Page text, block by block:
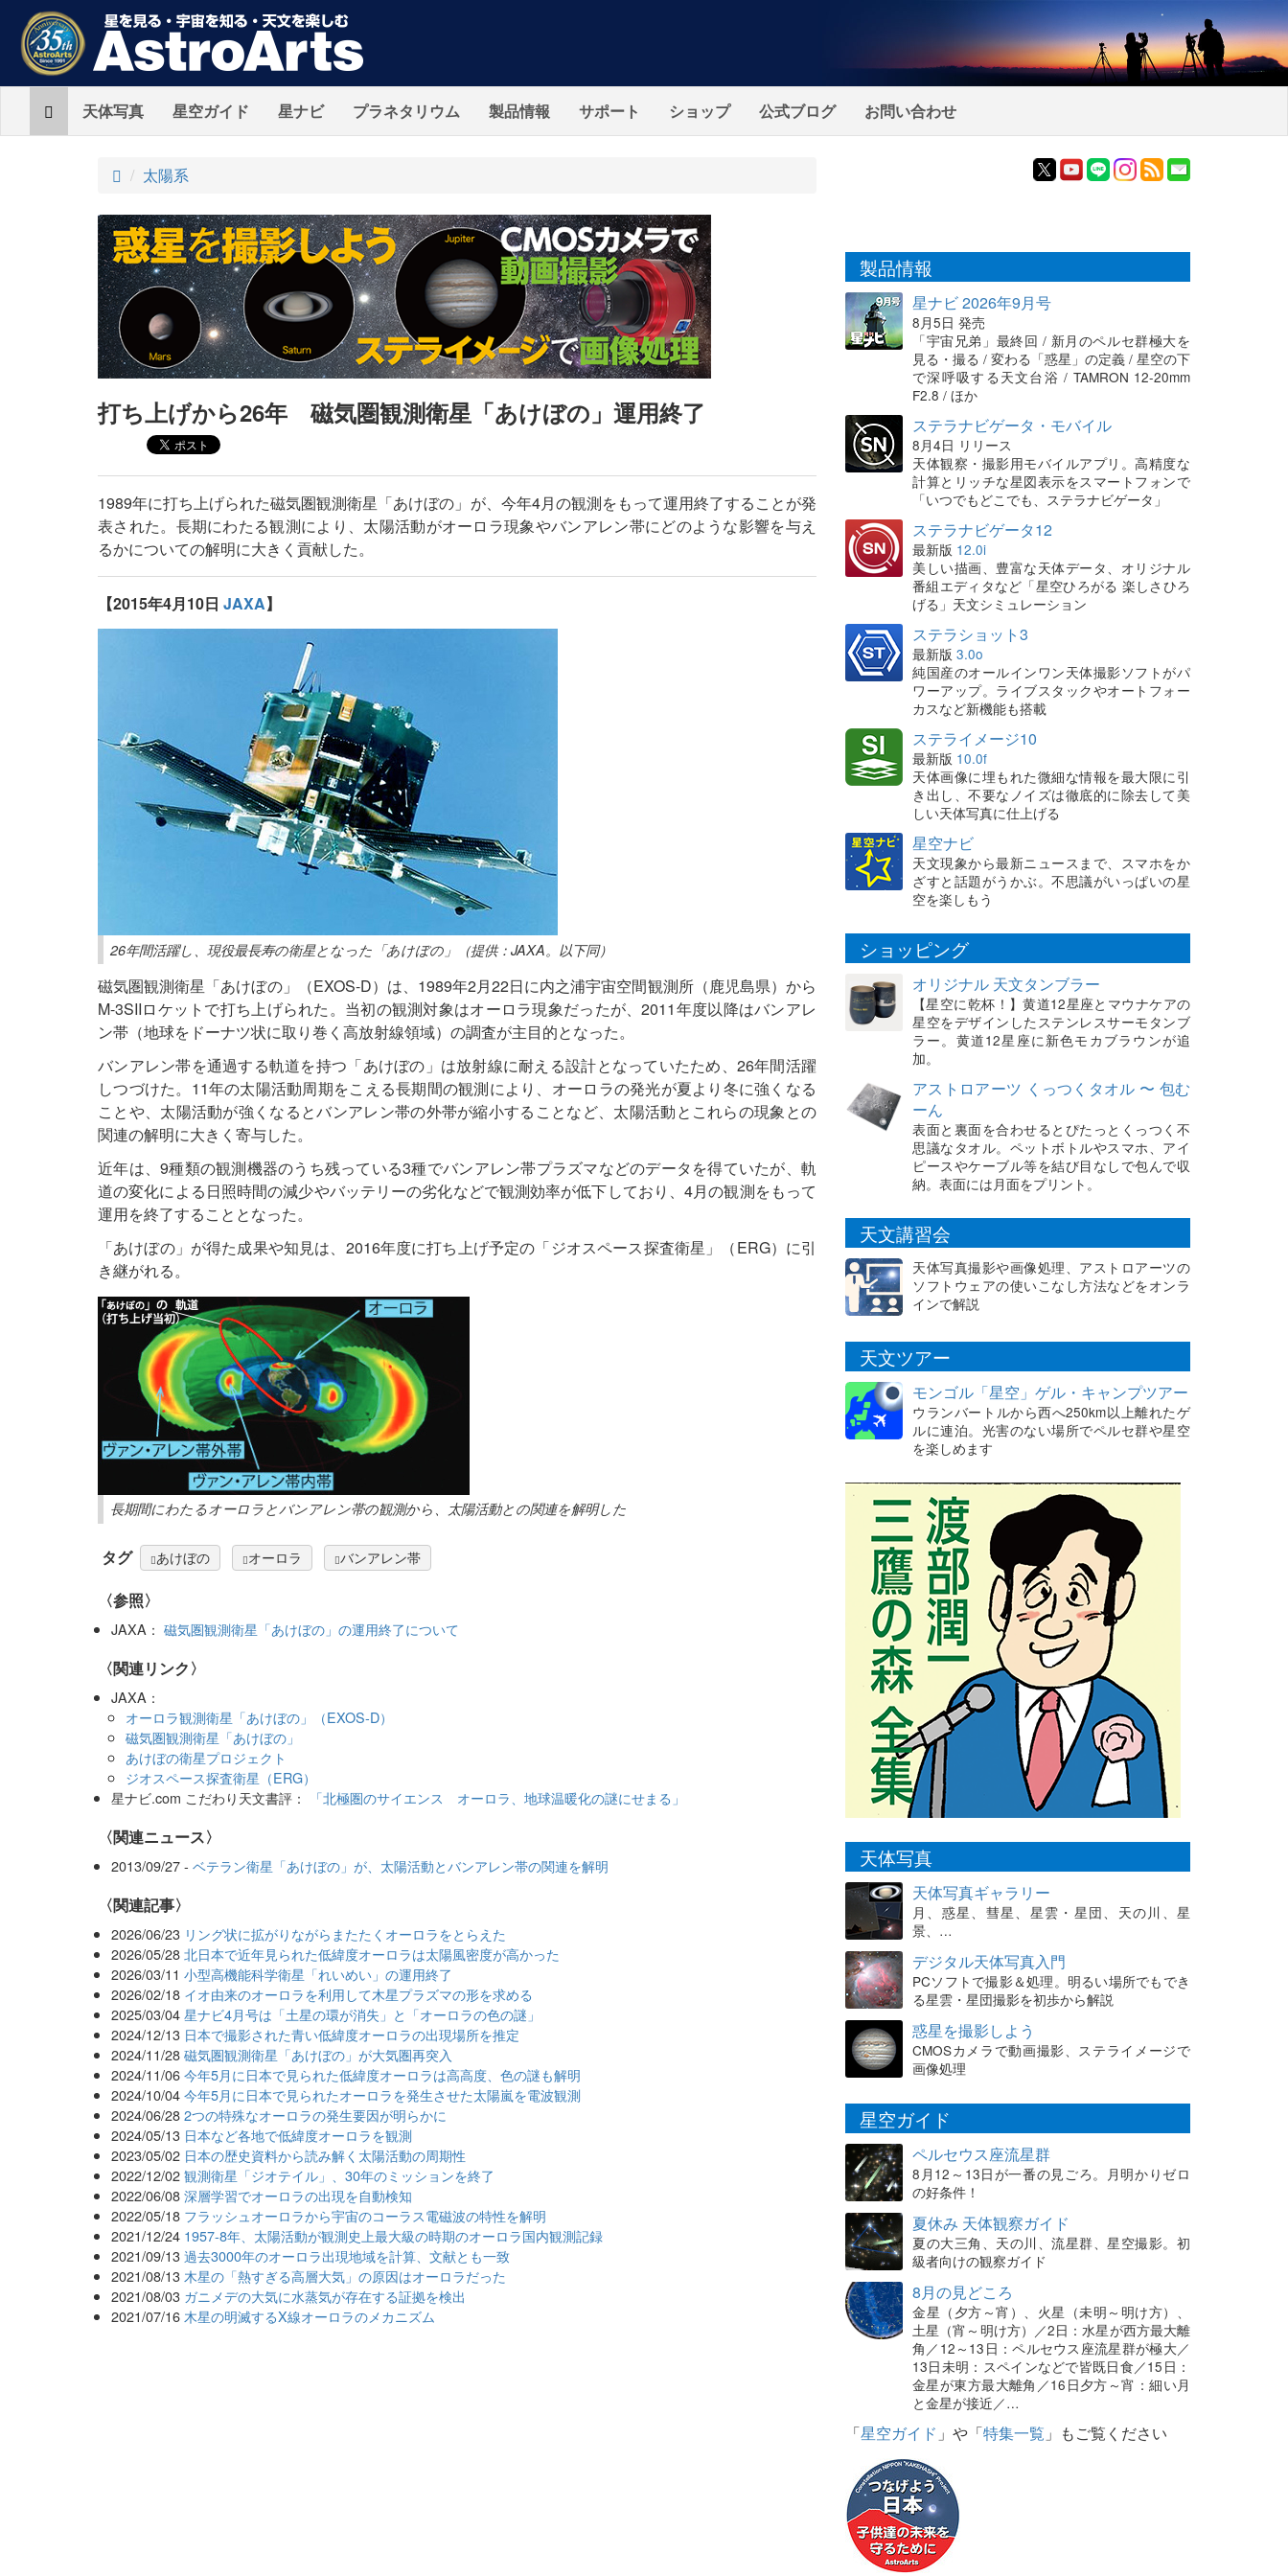
Home天体写真 星空ガイド 星ナビ プラネタリウム 製品情報 サポート ショップ 公式ブログ お問い合わせ
ト
プ
太陽系
打ち上げから26年 磁気圏観測衛星「あけぼの」運用終了
1989年に打ち上げられた磁気圏観測衛星「あけぼの」が、今年4月の観測をもって運用終了することが発
表された。長期にわたる観測により、太陽活動がオーロラ現象やバンアレン帯にどのような影響を与え
るかについての解明に大きく貢献した。
【2015年4月10日 JAXA】
26年間活躍し、現役最長寿の衛星となった「あけぼの」（提供：JAXA。以下同）
磁気圏観測衛星「あけぼの」（EXOS-D）は、1989年2月22日に内之浦宇宙空間観測所（鹿児島県）から
M-3SIIロケットで打ち上げられた。当初の観測対象はオーロラ現象だったが、2011年度以降はバンアレ
ン帯（地球をドーナツ状に取り巻く高放射線領域）の調査が主目的となった。
バンアレン帯を通過する軌道を持つ「あけぼの」は放射線に耐える設計となっていたため、26年間活躍
しつづけた。11年の太陽活動周期をこえる長期間の観測により、オーロラの発光が夏より冬に強くなる
ことや、太陽活動が強くなるとバンアレン帯の外帯が縮小することなど、太陽活動とこれらの現象との
関連の解明に大きく寄与した。
近年は、9種類の観測機器のうち残っている3種でバンアレン帯プラズマなどのデータを得ていたが、軌
道の変化による日照時間の減少やバッテリーの劣化などで観測効率が低下しており、4月の観測をもって
運用を終了することとなった。
「あけぼの」が得た成果や知見は、2016年度に打ち上げ予定の「ジオスペース探査衛星」（ERG）に引
き継がれる。
長期間にわたるオーロラとバンアレン帯の観測から、太陽活動との関連を解明した
タグ あけぼの オーロラ バンアレン帯
〈参照〉
JAXA：磁気圏観測衛星「あけぼの」の運用終了について
〈関連リンク〉
JAXA：
オーロラ観測衛星「あけぼの」（EXOS-D）
磁気圏観測衛星「あけぼの」
あけぼの衛星プロジェクト
ジオスペース探査衛星（ERG）
星ナビ.com こだわり天文書評：
「北極圏のサイエンス オーロラ、地球温暖化の謎にせまる」
〈関連ニュース〉
2013/09/27 -ベテラン衛星「あけぼの」が、太陽活動とバンアレン帯の関連を解明
関連記事
2026/06/23 リング状に拡がりながらまたたくオーロラをとらえた
2026/05/28 北日本で近年見られた低緯度オーロラは太陽風密度が高かった
2026/03/11 小型高機能科学衛星「れいめい」の運用終了
2026/02/18 イオ由来のオーロラを利用して木星プラズマの形を求める
2025/03/04 星ナビ4月号は「土星の環が消失」と「オーロラの色の謎」
2024/12/13 日本で撮影された青い低緯度オーロラの出現場所を推定
2024/11/28 磁気圏観測衛星「あけぼの」が大気圏再突入
2024/11/06 今年5月に日本で見られた低緯度オーロラは高高度、色の謎も解明
2024/10/04 今年5月に日本で見られたオーロラを発生させた太陽嵐を電波観測
2024/06/28 2つの特殊なオーロラの発生要因が明らかに
2024/05/13 日本など各地で低緯度オーロラを観測
2023/05/02 日本の歴史資料から読み解く太陽活動の周期性
2022/12/02 観測衛星「ジオテイル」、30年のミッションを終了
2022/06/08 深層学習でオーロラの出現を自動検知
2022/05/18 フラッシュオーロラから宇宙のコーラス電磁波の特性を解明
2021/12/24 1957-8年、太陽活動が観測史上最大級の時期のオーロラ国内観測記録
2021/09/13 過去3000年のオーロラ出現地域を計算、文献とも一致
2021/08/13 木星の「熱すぎる高層大気」の原因はオーロラだった
2021/08/03 ガニメデの大気に水蒸気が存在する証拠を検出
2021/07/16 木星の明滅するX線オーロラのメカニズム
製品情報
星ナビ 2026年9月号
8月5日 発売
「宇宙兄弟」最終回 / 新月のペルセ群極大を
見る・撮る / 変わる「惑星」の定義 / 星空の下
で深呼吸する天文台浴 / TAMRON 12-20mm
F2.8 / ほか
ステラナビゲータ・モバイル
8月4日 リリース
天体観察・撮影用モバイルアプリ。高精度な
計算とリッチな星図表示をスマートフォンで
「いつでもどこでも、ステラナビゲータ」
ステラナビゲータ12
最新版 12.0i
美しい描画、豊富な天体データ、オリジナル
番組エディタなど「星空ひろがる 楽しさひろ
げる」天文シミュレーション
ステラショット3
最新版 3.0o
純国産のオールインワン天体撮影ソフトがパ
ワーアップ。ライブスタックやオートフォー
カスなど新機能も搭載
ステライメージ10
最新版 10.0f
天体画像に埋もれた微細な情報を最大限に引
き出し、不要なノイズは徹底的に除去して美
しい天体写真に仕上げる
星空ナビ
天文現象から最新ニュースまで、スマホをか
ざすと話題がうかぶ。不思議がいっぱいの星
空を楽しもう
ショッピング
オリジナル 天文タンブラー
【星空に乾杯！】黄道12星座とマウナケアの
星空をデザインしたステンレスサーモタンブ
ラー。黄道12星座に新色モカブラウンが追
加。
アストロアーツ くっつくタオル 〜 包む
ーん
表面と裏面を合わせるとぴたっとくっつく不
思議なタオル。ペットボトルやスマホ、アイ
ピースやケーブル等を結び目なしで包んで収
納。表面には月面をプリント。
天文講習会
天体写真撮影や画像処理、アストロアーツの
ソフトウェアの使いこなし方法などをオンラ
インで解説
天文ツアー
モンゴル「星空」ゲル・キャンプツアー
ウランバートルから西へ250km以上離れたゲ
ルに連泊。光害のない場所でペルセ群や星空
を楽しめます
天体写真
天体写真ギャラリー
月、惑星、彗星、星雲・星団、天の川、星
景、…
デジタル天体写真入門
PCソフトで撮影＆処理。明るい場所でもでき
る星雲・星団撮影を初歩から解説
惑星を撮影しよう
CMOSカメラで動画撮影、ステライメージで
画像処理
星空ガイド
ペルセウス座流星群
8月12～13日が一番の見ごろ。月明かりゼロ
の好条件！
夏休み 天体観察ガイド
夏の大三角、天の川、流星群、星空撮影。初
級者向けの観察ガイド
8月の見どころ
金星（夕方～宵）、火星（未明～明け方）、
土星（宵～明け方）／2日：水星が西方最大離
角／12～13日：ペルセウス座流星群が極大／
13日未明：スペインなどで皆既日食／15日：
金星が東方最大離角／16日夕方～宵：細い月
と金星が接近／…
「星空ガイド 」や「特集一覧 」もご覧ください